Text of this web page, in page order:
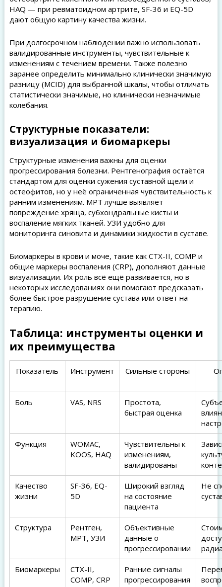
HAQ — при ревматоидном артрите, SF-36 и EQ-5D
дают общую картину качества жизни.
При долгосрочном наблюдении важно использовать
валидированные инструменты, чувствительные к
изменениям с течением времени. Также полезно
заранее определить минимально клинически значимую
разницу (MCID) для выбранной шкалы, чтобы отличать
статистически значимые, но клинически незначимые
колебания.
Структурные показатели:
визуализация и биомаркеры
Структурные изменения важны для оценки
прогрессирования болезни. Рентгенография остаётся
стандартом для оценки сужения суставной щели и
остеофитов, но у неё ограниченная чувствительность к
ранним изменениям. МРТ лучше выявляет
повреждение хряща, субхондральные кисты и
воспаление мягких тканей. УЗИ удобно для
мониторинга синовита и динамики жидкости в суставе.
Биомаркеры в крови и моче, такие как CTX-II, COMP и
общие маркеры воспаления (CRP), дополняют данные
визуализации. Их роль всё ещё развивается, но в
некоторых исследованиях они помогают предсказать
более быстрое разрушение сустава или ответ на
терапию.
Таблица: инструменты оценки и
их преимущества
Показатель Инструмент Сильные стороны
Боль VAS, NRS
Простота,
быстрая оценка
Функция
WOMAC,
KOOS, HAQ
Чувствительны к
изменениям,
валидированы
Качество
жизни
SF-36, EQ-
5D
Широкий взгляд
на состояние
пациента
Не
Структура
Рентген,
МРТ, УЗИ
Объективные
данные о
прогрессировании
Биомаркеры
CTX-II,
COMP, CRP
Ранние сигналы
прогрессирования